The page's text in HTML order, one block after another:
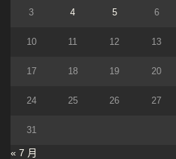
3 4 5 6
10 11 12 13
17 18 19 20
24 25 26 27
31
« 7 月